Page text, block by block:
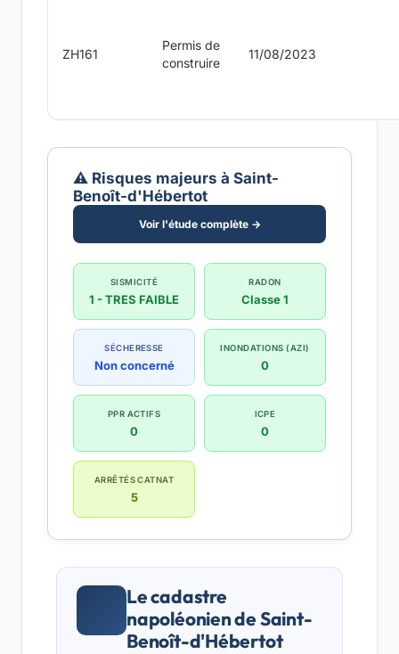
ZH161
Permis de
construire
11/08/2023
⚠️ Risques majeurs à Saint-
Benoît-d'Hébertot
Voir l'étude complète →
SISMICITÉ
1 - TRES FAIBLE
RADON
Classe 1
SÉCHERESSE
Non concerné
INONDATIONS (AZI)
0
PPR ACTIFS
0
ICPE
0
ARRÊTÉS CATNAT
5
Le cadastre
napoléonien de Saint-
Benoît-d'Hébertot